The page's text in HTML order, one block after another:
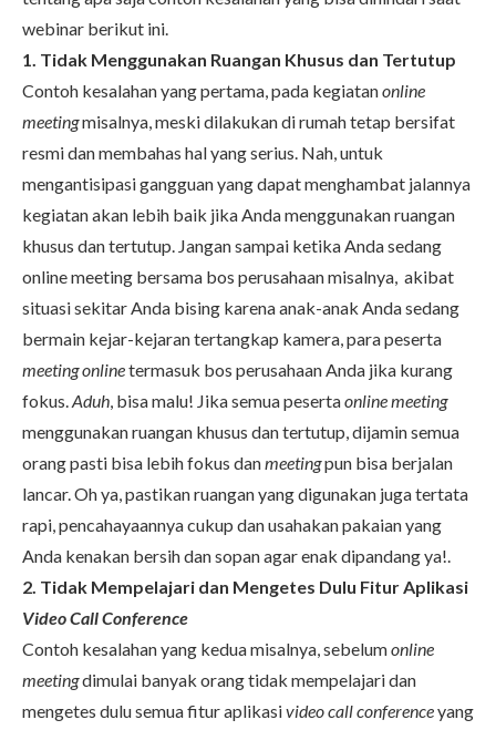
webinar berikut ini.
1. Tidak Menggunakan Ruangan Khusus dan Tertutup
Contoh kesalahan yang pertama, pada kegiatanonline
meetingmisalnya, meski dilakukan di rumah tetap bersifat
resmi dan membahas hal yang serius. Nah, untuk
mengantisipasi gangguan yang dapat menghambat jalannya
kegiatan akan lebih baik jika Anda menggunakan ruangan
khusus dan tertutup. Jangan sampai ketika Anda sedang
online meeting bersama bos perusahaan misalnya, akibat
situasi sekitar Anda bising karena anak-anak Anda sedang
bermain kejar-kejaran tertangkap kamera, para peserta
meeting onlinetermasuk bos perusahaan Anda jika kurang
fokus.Aduh, bisa malu! Jika semua pesertaonline meeting
menggunakan ruangan khusus dan tertutup, dijamin semua
orang pasti bisa lebih fokus danmeetingpun bisa berjalan
lancar. Oh ya, pastikan ruangan yang digunakan juga tertata
rapi, pencahayaannya cukup dan usahakan pakaian yang
Anda kenakan bersih dan sopan agar enak dipandang ya!.
2. Tidak Mempelajari dan Mengetes Dulu Fitur Aplikasi
Video Call Conference
Contoh kesalahan yang kedua misalnya, sebelumonline
meetingdimulai banyak orang tidak mempelajari dan
mengetes dulu semua fitur aplikasivideo call conferenceyang